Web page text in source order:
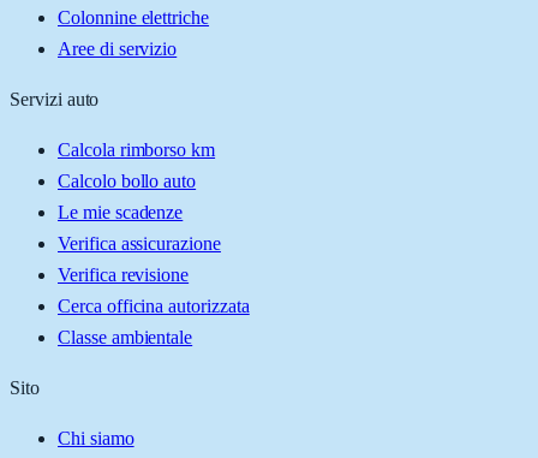
Colonnine elettriche
Aree di servizio
Servizi auto
Calcola rimborso km
Calcolo bollo auto
Le mie scadenze
Verifica assicurazione
Verifica revisione
Cerca officina autorizzata
Classe ambientale
Sito
Chi siamo